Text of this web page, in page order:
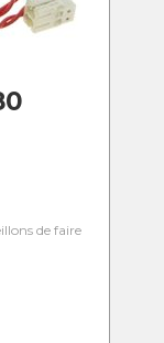
de faire